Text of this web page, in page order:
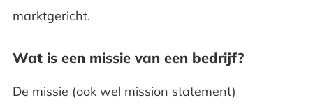
marktgericht.
Wat is een missie van een bedrijf?
De missie (ook wel mission statement)